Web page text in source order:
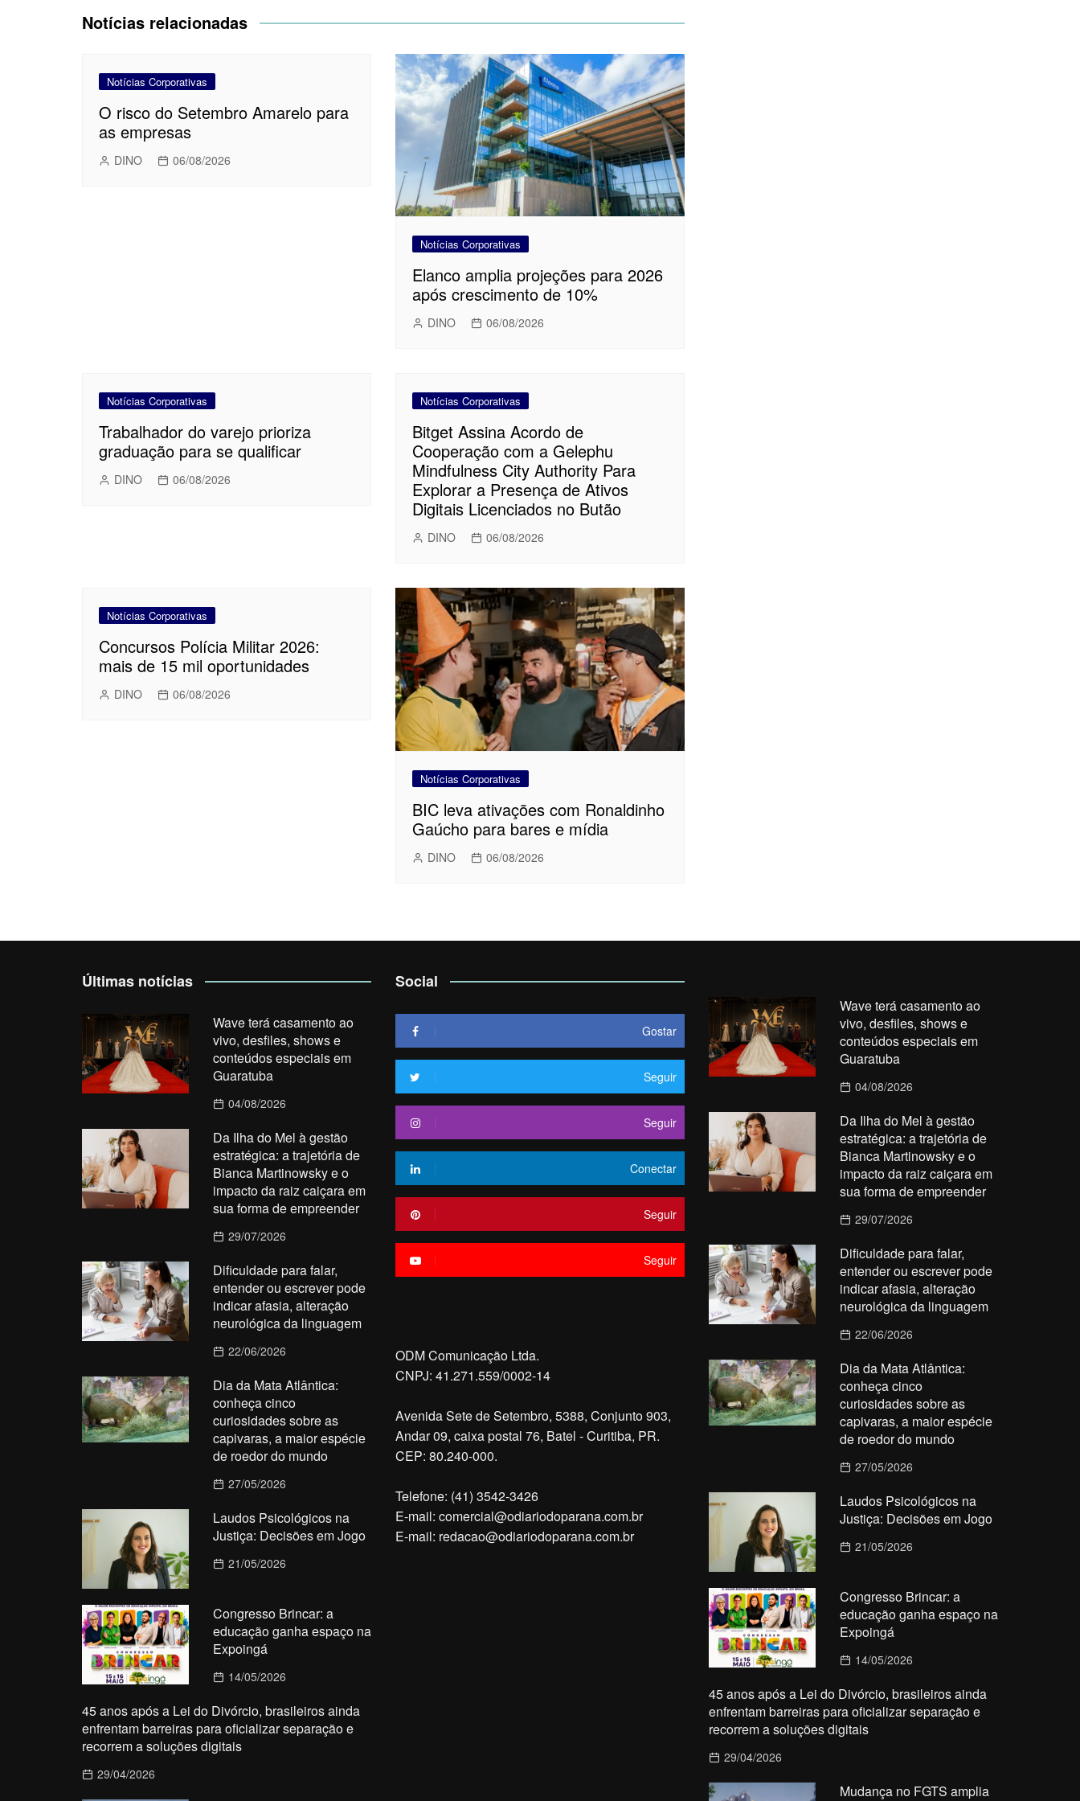
Post
Notícias relacionadas
Notícias Corporativas
O risco do Setembro Amarelo para
as empresas
DINO 06/08/2026
Notícias Corporativas
Elanco amplia projeções para 2026
após crescimento de 10%
DINO 06/08/2026
Notícias Corporativas
Trabalhador do varejo prioriza
graduação para se qualificar
DINO 06/08/2026
Notícias Corporativas
Bitget Assina Acordo de
Cooperação com a Gelephu
Mindfulness City Authority Para
Explorar a Presença de Ativos
Digitais Licenciados no Butão
DINO 06/08/2026
Notícias Corporativas
Concursos Polícia Militar 2026:
mais de 15 mil oportunidades
DINO 06/08/2026
Notícias Corporativas
BIC leva ativações com Ronaldinho
Gaúcho para bares e mídia
DINO 06/08/2026
Últimas notícias
Wave terá casamento ao
vivo, desfiles, shows e
conteúdos especiais em
Guaratuba
04/08/2026
Da Ilha do Mel à gestão
estratégica: a trajetória de
Bianca Martinowsky e o
impacto da raiz caiçara em
sua forma de empreender
29/07/2026
Dificuldade para falar,
entender ou escrever pode
indicar afasia, alteração
neurológica da linguagem
22/06/2026
Dia da Mata Atlântica:
conheça cinco
curiosidades sobre as
capivaras, a maior espécie
de roedor do mundo
27/05/2026
Laudos Psicológicos na
Justiça: Decisões em Jogo
21/05/2026
Congresso Brincar: a
educação ganha espaço na
Expoingá
14/05/2026
45 anos após a Lei do Divórcio, brasileiros ainda
enfrentam barreiras para oficializar separação e
recorrem a soluções digitais
29/04/2026
Social
Gostar
Seguir
Seguir
Conectar
Seguir
Seguir
ODM Comunicação Ltda.
CNPJ: 41.271.559/0002-14
Avenida Sete de Setembro, 5388, Conjunto 903,
Andar 09, caixa postal 76, Batel - Curitiba, PR.
CEP: 80.240-000.
Telefone: (41) 3542-3426
E-mail: comercial@odiariodoparana.com.br
E-mail: redacao@odiariodoparana.com.br
Wave terá casamento ao
vivo, desfiles, shows e
conteúdos especiais em
Guaratuba
04/08/2026
Da Ilha do Mel à gestão
estratégica: a trajetória de
Bianca Martinowsky e o
impacto da raiz caiçara em
sua forma de empreender
29/07/2026
Dificuldade para falar,
entender ou escrever pode
indicar afasia, alteração
neurológica da linguagem
22/06/2026
Dia da Mata Atlântica:
conheça cinco
curiosidades sobre as
capivaras, a maior espécie
de roedor do mundo
27/05/2026
Laudos Psicológicos na
Justiça: Decisões em Jogo
21/05/2026
Congresso Brincar: a
educação ganha espaço na
Expoingá
14/05/2026
45 anos após a Lei do Divórcio, brasileiros ainda
enfrentam barreiras para oficializar separação e
recorrem a soluções digitais
29/04/2026
Mudança no FGTS amplia